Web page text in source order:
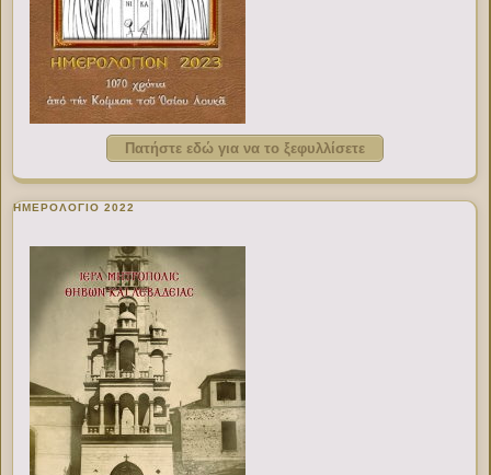
Πατήστε εδώ για να το ξεφυλλίσετε
ΗΜΕΡΟΛΟΓΙΟ 2022